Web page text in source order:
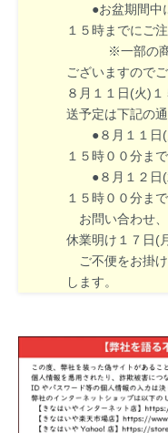
●お盆期間中に
１５時までにご
※一部の商品
ございますので
８月１１日(火)
送予定は下記の
●８月１１日(
１５時００分ま
●８月１２日(
１５時００分ま
お問い合わせ
休業明け１７日(
ご不便をお掛
します。